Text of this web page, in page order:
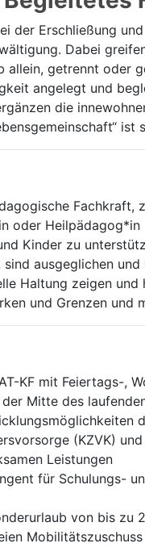
der Erschließung
Dabei
allein, getrennt oder
angelegt und
die
oder Heilpädagog*in
Kinder zu
sind ausgeglichen
Haltung zeigen
und Grenzen
KF mit Feiertags-,
Mitte des
(KZVK)
Leistungen
für Schulungs-
von bis zu